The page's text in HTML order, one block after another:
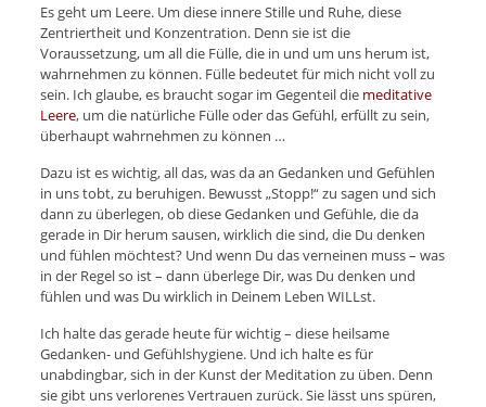
Es geht um Leere. Um diese innere Stille und Ruhe, diese
Zentriertheit und Konzentration. Denn sie ist die
Voraussetzung, um all die Fülle, die in und um uns herum ist,
wahrnehmen zu können. Fülle bedeutet für mich nicht voll zu
sein. Ich glaube, es braucht sogar im Gegenteil die meditative
Leere, um die natürliche Fülle oder das Gefühl, erfüllt zu sein,
überhaupt wahrnehmen zu können …
Dazu ist es wichtig, all das, was da an Gedanken und Gefühlen
in uns tobt, zu beruhigen. Bewusst „Stopp!“ zu sagen und sich
dann zu überlegen, ob diese Gedanken und Gefühle, die da
gerade in Dir herum sausen, wirklich die sind, die Du denken
und fühlen möchtest? Und wenn Du das verneinen muss – was
in der Regel so ist – dann überlege Dir, was Du denken und
fühlen und was Du wirklich in Deinem Leben WILLst.
Ich halte das gerade heute für wichtig – diese heilsame
Gedanken- und Gefühlshygiene. Und ich halte es für
unabdingbar, sich in der Kunst der Meditation zu üben. Denn
sie gibt uns verlorenes Vertrauen zurück. Sie lässt uns spüren,